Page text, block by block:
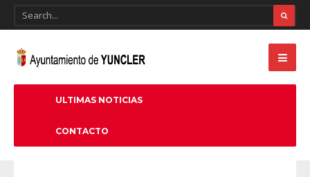
ULTIMAS NOTICIAS
CONTACTO